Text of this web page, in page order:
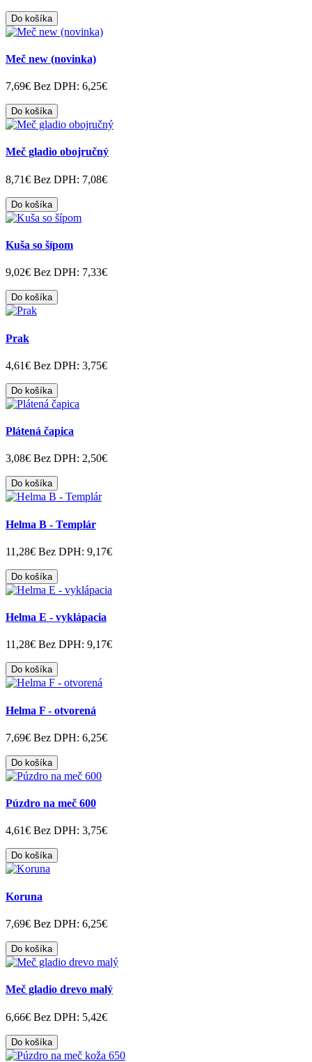
Do košíka
Meč new (novinka)
7,69€ Bez DPH: 6,25€
Do košíka
Meč gladio obojručný
8,71€ Bez DPH: 7,08€
Do košíka
Kuša so šípom
9,02€ Bez DPH: 7,33€
Do košíka
Prak
4,61€ Bez DPH: 3,75€
Do košíka
Plátená čapica
3,08€ Bez DPH: 2,50€
Do košíka
Helma B - Templár
11,28€ Bez DPH: 9,17€
Do košíka
Helma E - vyklápacia
11,28€ Bez DPH: 9,17€
Do košíka
Helma F - otvorená
7,69€ Bez DPH: 6,25€
Do košíka
Púzdro na meč 600
4,61€ Bez DPH: 3,75€
Do košíka
Koruna
7,69€ Bez DPH: 6,25€
Do košíka
Meč gladio drevo malý
6,66€ Bez DPH: 5,42€
Do košíka